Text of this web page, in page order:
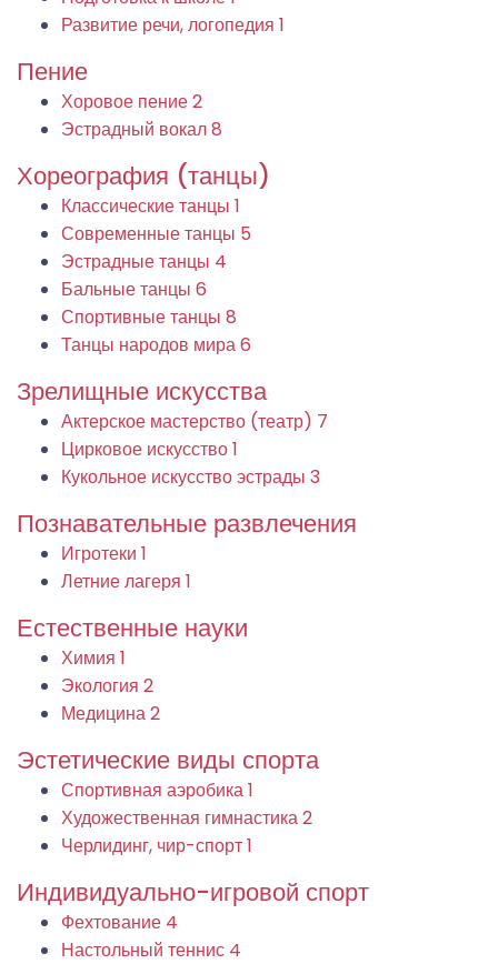
Развитие речи, логопедия 1
Пение
Хоровое пение2
Эстрадный вокал8
Хореография (танцы)
Классические танцы 1
Современные танцы 5
Эстрадные танцы 4
Бальные танцы 6
Спортивные танцы 8
Танцы народов мира6
Зрелищные искусства
Актерское мастерство (театр) 7
Цирковое искусство1
Кукольное искусство эстрады 3
Познавательные развлечения
Игротеки 1
Летние лагеря 1
Естественные науки
Химия 1
Экология 2
Медицина2
Эстетические виды спорта
Спортивная аэробика1
Художественная гимнастика2
Черлидинг, чир-спорт1
Индивидуально-игровой спорт
Фехтование 4
Настольный теннис 4